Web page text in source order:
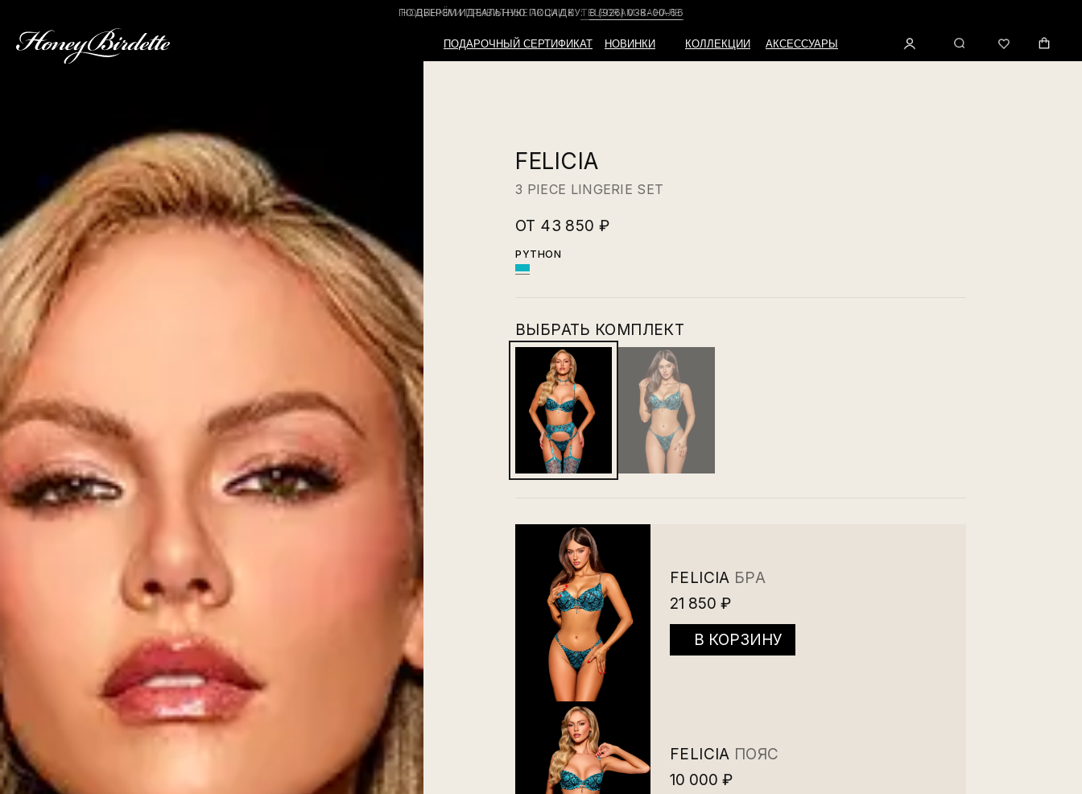
НОВИНКИ И ПРИВАТНЫЕ АКЦИИ В TELEGRAM-КАНАЛЕ
НОВИНКИ КОЛЛЕКЦИИ
ПОДАРОЧНЫЙ СЕРТИФИКАТ АКСЕССУАРЫ
FELICIA
3 PIECE LINGERIE SET
ОТ 43 850 ₽
PYTHON
ВЫБРАТЬ КОМПЛЕКТ
FELICIA БРА
21 850 ₽
В КОРЗИНУ
FELICIA ПОЯС
10 000 ₽